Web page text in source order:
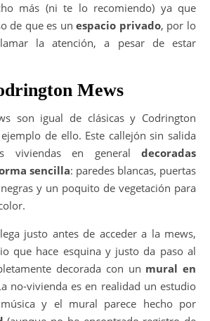
más (ni te lo recomiendo) ya que
de que es unespacio privado, por lo
la atención, a pesar de estar
Mews
son igual de clásicas y Codrington
de ello. Este callejón sin salida
viviendas en general decoradas
sencilla: paredes blancas, puertas
y un poquito de vegetación para
justo antes de acceder a la mews,
que hace esquina y justo da paso al
decorada con un mural en
no-vivienda es en realidad un estudio
y el mural parece hecho por